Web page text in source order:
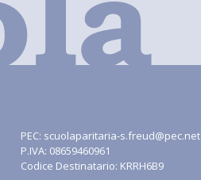
PEC: scuolaparitaria-s.freud@pec.net
P.IVA: 08659460961
Codice Destinatario: KRRH6B9